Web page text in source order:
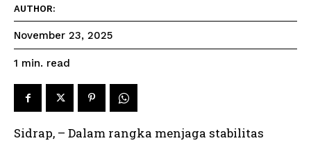
AUTHOR:
November 23, 2025
1 min. read
Sidrap, – Dalam rangka menjaga stabilitas